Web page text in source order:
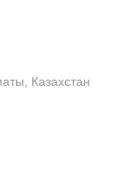
Казахстан